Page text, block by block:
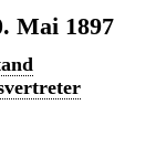
Mai 1897